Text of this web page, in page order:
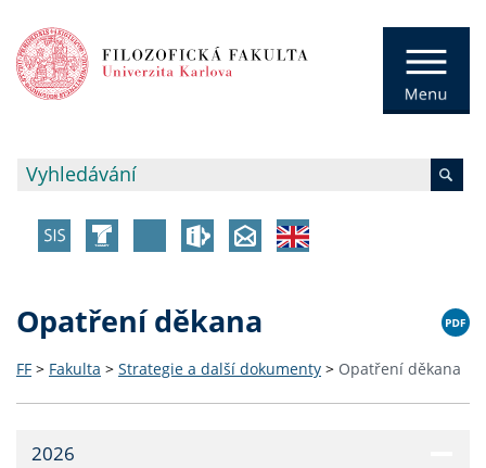
Opatření děkana
FF > Fakulta > Strategie a další dokumenty > Opatření děkana
2026